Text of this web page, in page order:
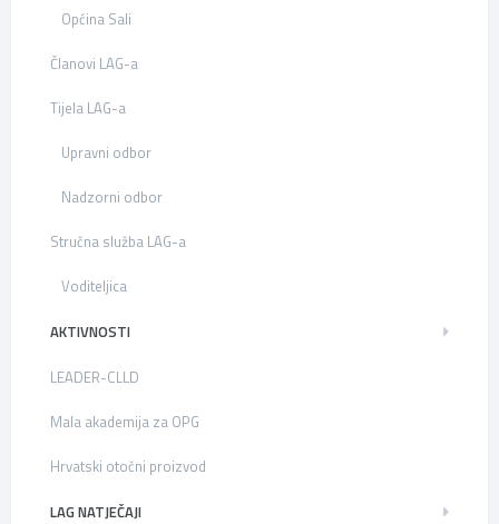
Općina Sali
Članovi LAG-a
Tijela LAG-a
Upravni odbor
Nadzorni odbor
Stručna služba LAG-a
Voditeljica
AKTIVNOSTI
LEADER-CLLD
Mala akademija za OPG
Hrvatski otočni proizvod
LAG NATJEČAJI